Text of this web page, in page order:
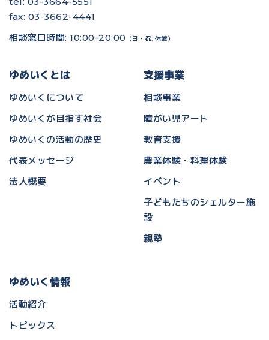
fax: 03-3662-4441
相談窓口時間: 10:00-20:00
（日・祝: 休館）
ゆめいくとは
ゆめいくについて
ゆめいくが目指す社会
ゆめいくの活動の歴史
代表メッセージ
法人概要
支援事業
相談事業
障がい児アート
教育支援
農業体験・料理体験
イベント
子どもたちのシェルター施
設
親塾
ゆめいく情報
活動紹介
トピックス